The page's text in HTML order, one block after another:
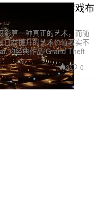
Auto V 最佳游戏布
影算一种真正的艺术，而随
日益提升的艺术价值著实不
的经典作品 Grand Theft
3 0